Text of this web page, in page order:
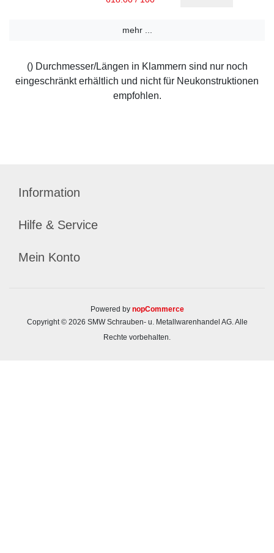
mehr ...
() Durchmesser/Längen in Klammern sind nur noch
eingeschränkt erhältlich und nicht für Neukonstruktionen
empfohlen.
Information
Hilfe & Service
Mein Konto
Powered by nopCommerce
Copyright © 2026 SMW Schrauben- u. Metallwarenhandel AG. Alle
Rechte vorbehalten.